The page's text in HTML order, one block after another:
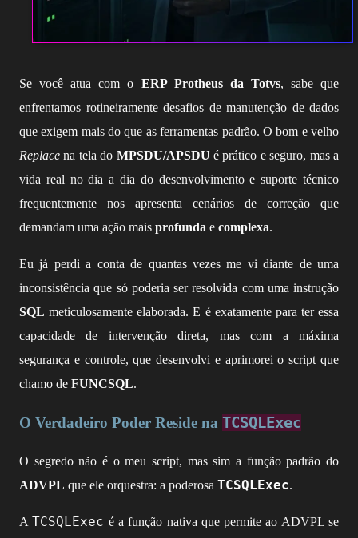
Se você atua com o ERP Protheus da Totvs, sabe que
enfrentamos rotineiramente desafios de manutenção de dados
que exigem mais do que as ferramentas padrão. O bom e velho
Replace na tela do MPSDU/APSDU é prático e seguro, mas a
vida real no dia a dia do desenvolvimento e suporte técnico
frequentemente nos apresenta cenários de correção que
demandam uma ação mais profunda e complexa.
Eu já perdi a conta de quantas vezes me vi diante de uma
inconsistência que só poderia ser resolvida com uma instrução
SQL meticulosamente elaborada. E é exatamente para ter essa
capacidade de intervenção direta, mas com a máxima
segurança e controle, que desenvolvi e aprimorei o script que
chamo de FUNCSQL.
O Verdadeiro Poder Reside na TCSQLExec
O segredo não é o meu script, mas sim a função padrão do
ADVPL que ele orquestra: a poderosa TCSQLExec.
ATCSQLExec é a função nativa que permite ao ADVPL se